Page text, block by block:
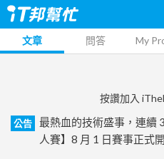
文章 問答 My
按讚加入
公告
最熱血的技術盛事，連續
人賽】8 月 1 日賽事正式